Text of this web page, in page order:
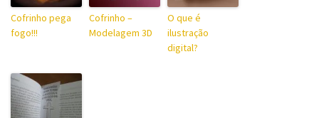
Cofrinho pega
fogo!!!
Cofrinho –
Modelagem 3D
O que é
ilustração
digital?